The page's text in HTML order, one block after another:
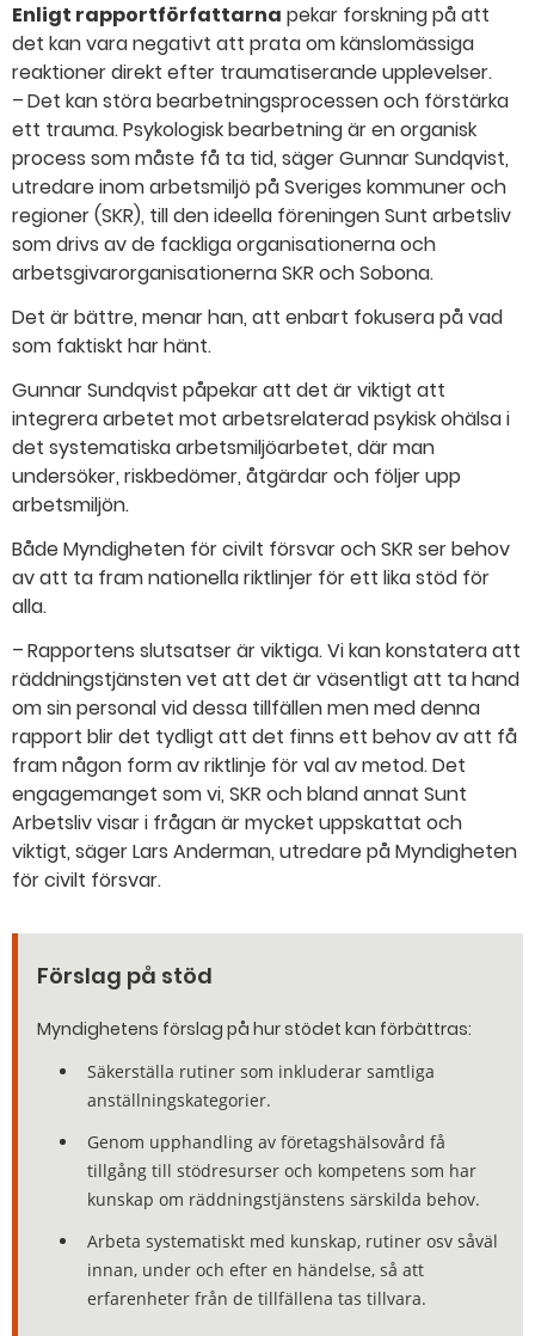
Enligt rapportförfattarna pekar forskning på att
det kan vara negativt att prata om känslomässiga
reaktioner direkt efter traumatiserande upplevelser.
– Det kan störa bearbetningsprocessen och förstärka
ett trauma. Psykologisk bearbetning är en organisk
process som måste få ta tid, säger Gunnar Sundqvist,
utredare inom arbetsmiljö på Sveriges kommuner och
regioner (SKR), till den ideella föreningen Sunt arbetsliv
som drivs av de fackliga organisationerna och
arbetsgivarorganisationerna SKR och Sobona.
Det är bättre, menar han, att enbart fokusera på vad
som faktiskt har hänt.
Gunnar Sundqvist påpekar att det är viktigt att
integrera arbetet mot arbetsrelaterad psykisk ohälsa i
det systematiska arbetsmiljöarbetet, där man
undersöker, riskbedömer, åtgärdar och följer upp
arbetsmiljön.
Både Myndigheten för civilt försvar och SKR ser behov
av att ta fram nationella riktlinjer för ett lika stöd för
alla.
– Rapportens slutsatser är viktiga. Vi kan konstatera att
räddningstjänsten vet att det är väsentligt att ta hand
om sin personal vid dessa tillfällen men med denna
rapport blir det tydligt att det finns ett behov av att få
fram någon form av riktlinje för val av metod. Det
engagemanget som vi, SKR och bland annat Sunt
Arbetsliv visar i frågan är mycket uppskattat och
viktigt, säger Lars Anderman, utredare på Myndigheten
för civilt försvar.
Förslag på stöd
Myndighetens förslag på hur stödet kan förbättras:
Säkerställa rutiner som inkluderar samtliga
anställningskategorier.
Genom upphandling av företagshälsovård få
tillgång till stödresurser och kompetens som har
kunskap om räddningstjänstens särskilda behov.
Arbeta systematiskt med kunskap, rutiner osv såväl
innan, under och efter en händelse, så att
erfarenheter från de tillfällena tas tillvara.